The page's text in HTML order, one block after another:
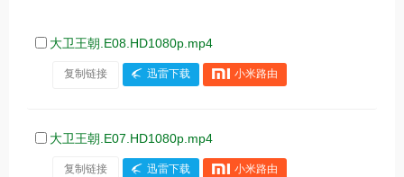
大卫王朝.E08.HD1080p.mp4
复制链接 迅雷下载 小米路由
大卫王朝.E07.HD1080p.mp4
复制链接 迅雷下载 小米路由